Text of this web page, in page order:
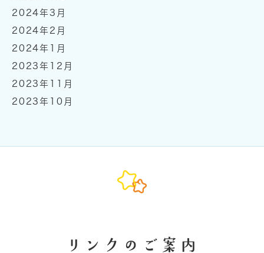
2024年3月
2024年2月
2024年1月
2023年12月
2023年11月
2023年10月
リンクのご案内